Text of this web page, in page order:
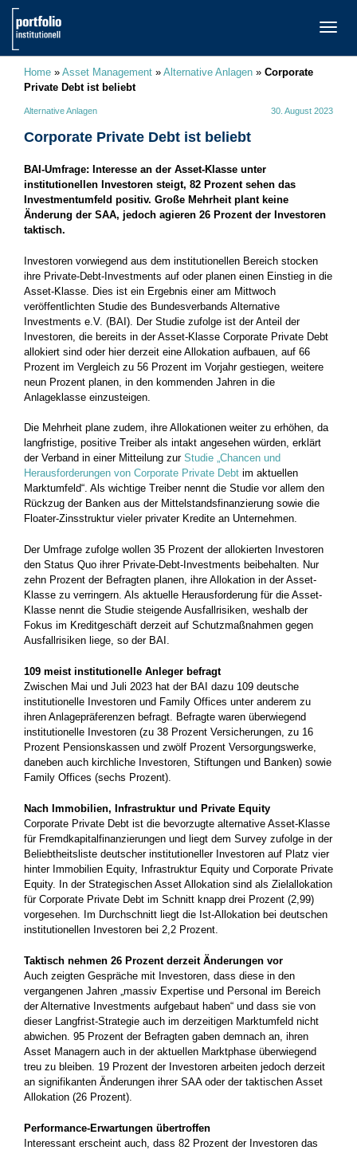
Home » Asset Management » Alternative Anlagen » Corporate
Private Debt ist beliebt
Alternative Anlagen 30. August 2023
Corporate Private Debt ist beliebt
BAI-Umfrage: Interesse an der Asset-Klasse unter
institutionellen Investoren steigt, 82 Prozent sehen das
Investmentumfeld positiv. Große Mehrheit plant keine
Änderung der SAA, jedoch agieren 26 Prozent der Investoren
taktisch.
Investoren vorwiegend aus dem institutionellen Bereich stocken
ihre Private-Debt-Investments auf oder planen einen Einstieg in die
Asset-Klasse. Dies ist ein Ergebnis einer am Mittwoch
veröffentlichten Studie des Bundesverbands Alternative
Investments e.V. (BAI). Der Studie zufolge ist der Anteil der
Investoren, die bereits in der Asset-Klasse Corporate Private Debt
allokiert sind oder hier derzeit eine Allokation aufbauen, auf 66
Prozent im Vergleich zu 56 Prozent im Vorjahr gestiegen, weitere
neun Prozent planen, in den kommenden Jahren in die
Anlageklasse einzusteigen.
Die Mehrheit plane zudem, ihre Allokationen weiter zu erhöhen, da
langfristige, positive Treiber als intakt angesehen würden, erklärt
der Verband in einer Mitteilung zur Studie „Chancen und
Herausforderungen von Corporate Private Debt im aktuellen
Marktumfeld“. Als wichtige Treiber nennt die Studie vor allem den
Rückzug der Banken aus der Mittelstandsfinanzierung sowie die
Floater-Zinsstruktur vieler privater Kredite an Unternehmen.
Der Umfrage zufolge wollen 35 Prozent der allokierten Investoren
den Status Quo ihrer Private-Debt-Investments beibehalten. Nur
zehn Prozent der Befragten planen, ihre Allokation in der Asset-
Klasse zu verringern. Als aktuelle Herausforderung für die Asset-
Klasse nennt die Studie steigende Ausfallrisiken, weshalb der
Fokus im Kreditgeschäft derzeit auf Schutzmaßnahmen gegen
Ausfallrisiken liege, so der BAI.
109 meist institutionelle Anleger befragt
Zwischen Mai und Juli 2023 hat der BAI dazu 109 deutsche
institutionelle Investoren und Family Offices unter anderem zu
ihren Anlagepräferenzen befragt. Befragte waren überwiegend
institutionelle Investoren (zu 38 Prozent Versicherungen, zu 16
Prozent Pensionskassen und zwölf Prozent Versorgungswerke,
daneben auch kirchliche Investoren, Stiftungen und Banken) sowie
Family Offices (sechs Prozent).
Nach Immobilien, Infrastruktur und Private Equity
Corporate Private Debt ist die bevorzugte alternative Asset-Klasse
für Fremdkapitalfinanzierungen und liegt dem Survey zufolge in der
Beliebtheitsliste deutscher institutioneller Investoren auf Platz vier
hinter Immobilien Equity, Infrastruktur Equity und Corporate Private
Equity. In der Strategischen Asset Allokation sind als Zielallokation
für Corporate Private Debt im Schnitt knapp drei Prozent (2,99)
vorgesehen. Im Durchschnitt liegt die Ist-Allokation bei deutschen
institutionellen Investoren bei 2,2 Prozent.
Taktisch nehmen 26 Prozent derzeit Änderungen vor
Auch zeigten Gespräche mit Investoren, dass diese in den
vergangenen Jahren „massiv Expertise und Personal im Bereich
der Alternative Investments aufgebaut haben“ und dass sie von
dieser Langfrist-Strategie auch im derzeitigen Marktumfeld nicht
abwichen. 95 Prozent der Befragten gaben demnach an, ihren
Asset Managern auch in der aktuellen Marktphase überwiegend
treu zu bleiben. 19 Prozent der Investoren arbeiten jedoch derzeit
an signifikanten Änderungen ihrer SAA oder der taktischen Asset
Allokation (26 Prozent).
Performance-Erwartungen übertroffen
Interessant erscheint auch, dass 82 Prozent der Investoren das